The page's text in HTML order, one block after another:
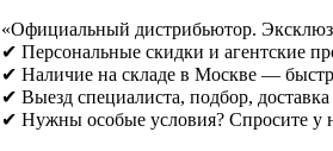
«Официальный дистрибьютор.
✔ Персональные скидки и агентские
✔ Наличие на складе в Москве —
✔ Выезд специалиста, подбор,
✔ Нужны особые условия? Спросите у